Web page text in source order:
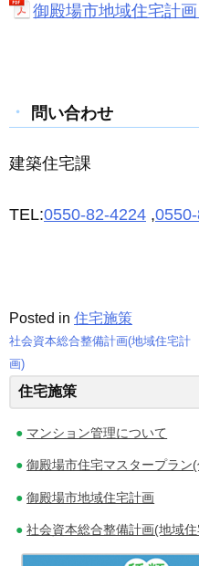
御殿場市地域住宅計画
問い合わせ
建築住宅課
TEL:0550-82-4224 ,
Posted in 住宅施策
投
稿
ナ
ビ
ゲ
ー
社会資本総合整備計画(地域住宅計
画)
住宅施策
マンション管理について
御殿場市住宅マスタープラン
御殿場市地域住宅計画
社会資本総合整備計画(地域